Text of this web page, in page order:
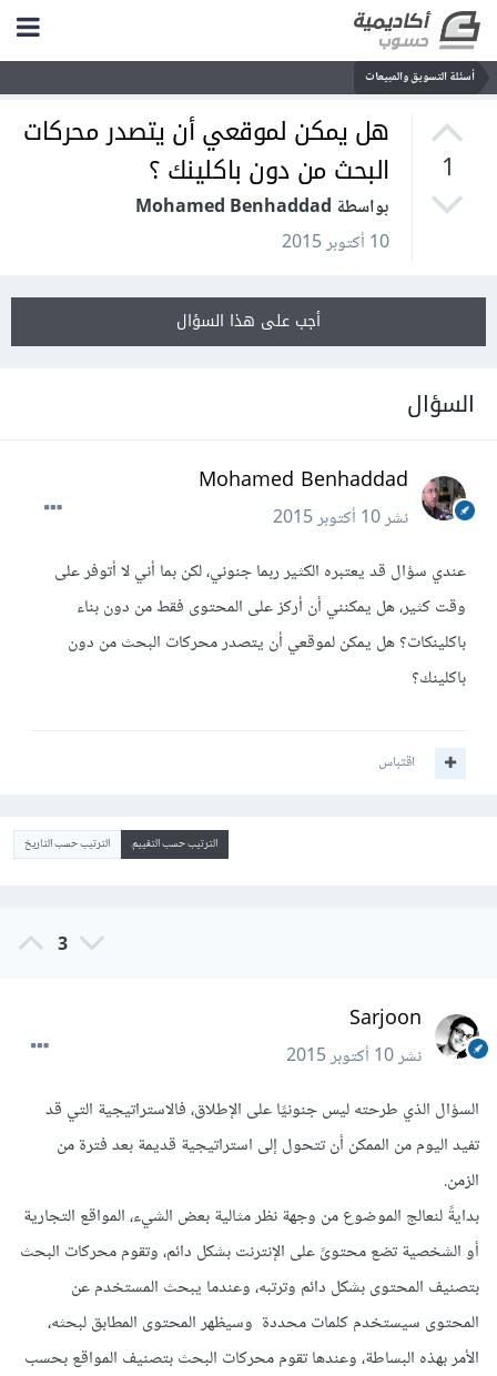
أسئلة التسويق والمبيعات
1
هل يمكن لموقعي أن يتصدر محركات
البحث من دون باكلينك ؟
بواسطة Mohamed Benhaddad
10 أكتوبر 2015
أجب على هذا السؤال
السؤال
Mohamed Benhaddad
نشر10 أكتوبر 2015
عندي سؤال قد يعتبره الكثير ربما جنوني، لكن بما أني لا أتوفر على
وقت كثير، هل يمكنني أن أركز على المحتوى فقط من دون بناء
باكلينكات؟ هل يمكن لموقعي أن يتصدر محركات البحث من دون
باكلينك؟
اقتباس
الترتيب حسب التقييم الترتيب حسب التاريخ
3
Sarjoon
نشر10 أكتوبر 2015
السؤال الذي طرحته ليس جنونيًا على الإطلاق، فالاستراتيجية التي قد
تفيد اليوم من الممكن أن تتحول إلى استراتيجية قديمة بعد فترة من
الزمن.
بدايةًلنعالج الموضوع من وجهة نظر مثالية بعض الشيء، المواقع التجارية
أو الشخصية تضع محتوىً على الإنترنت بشكل دائم، وتقوم محركات البحث
بتصنيف المحتوى بشكل دائم وترتبه، وعندما يبحث المستخدم عن
المحتوى سيستخدم كلمات محددة وسيظهر المحتوى المطابق لبحثه،
الأمر بهذه البساطة، وعندها تقوم محركات البحث بتصنيف المواقع بحسب